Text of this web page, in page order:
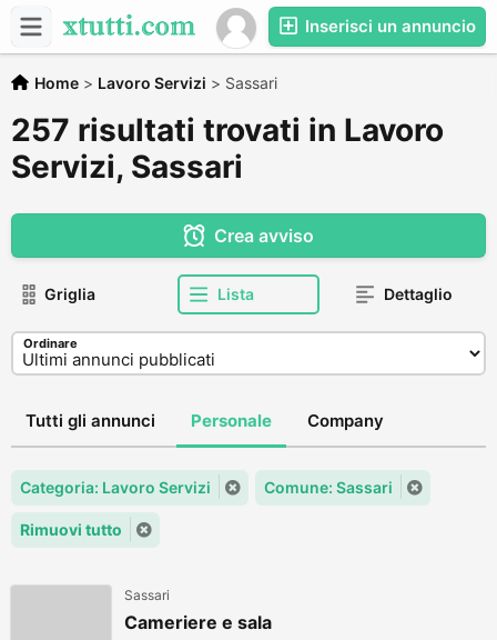
Inserisci un annuncio
Home > Lavoro Servizi > Sassari
257 risultati trovati in Lavoro
Servizi, Sassari
Crea avviso
Griglia Lista Dettaglio
Ordinare
Tutti gli annunci Personale Company
Categoria: Lavoro Servizi Comune: Sassari
Rimuovi tutto
Sassari
Cameriere e sala